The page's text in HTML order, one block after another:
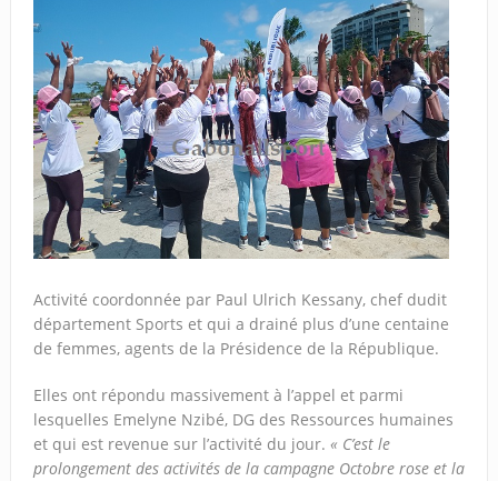
Activité coordonnée par Paul Ulrich Kessany, chef dudit
département Sports et qui a drainé plus d’une centaine
de femmes, agents de la Présidence de la République.
Elles ont répondu massivement à l’appel et parmi
lesquelles Emelyne Nzibé, DG des Ressources humaines
et qui est revenue sur l’activité du jour. « C’est le
prolongement des activités de la campagne Octobre rose et la